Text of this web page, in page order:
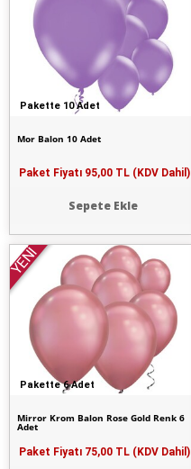
Pakette 10 Adet
Mor Balon 10 Adet
Paket Fiyatı 95,00 TL (KDV Dahil)
Sepete Ekle
Pakette 6 Adet
YENİ
Mirror Krom Balon Rose Gold Renk 6
Adet
Paket Fiyatı 75,00 TL (KDV Dahil)